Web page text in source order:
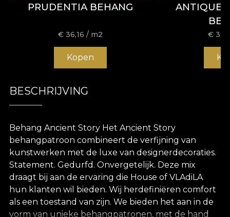
PRUDENTIA BEHANG
€ 36,16 / m2
Kopen
ANTIQUE
€
BESCHRIJVING
Behang Ancient Story Het Ancient Story
behangpatroon combineert de verfijning van
kunstwerken met de luxe van designerdecoraties.
Statement. Gedurfd. Onvergetelijk. Deze mix
draagt bij aan de ervaring die House of VLAdiLA
hun klanten wil bieden. Wij herdefiniëren comfort
als een toestand van zijn. We bieden het aan in de
vorm van unieke behangpatronen, met de hand